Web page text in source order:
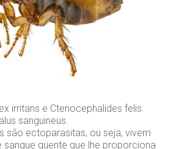
irritans e Ctenocephalides felis.
sanguineus.
são ectoparasitas, ou seja, vivem
sangue quente que lhe proporciona